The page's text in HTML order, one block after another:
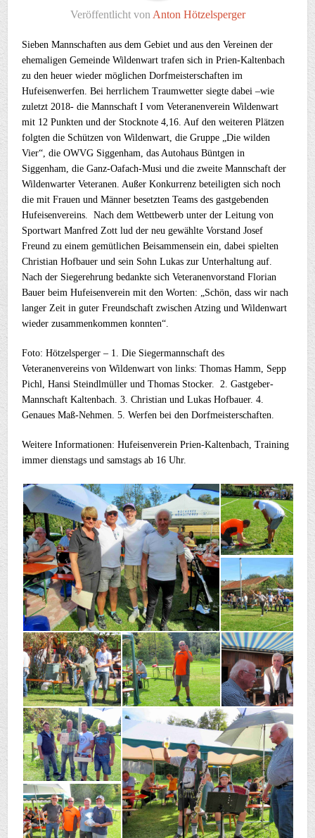
Veröffentlicht von Anton Hötzelsperger
Sieben Mannschaften aus dem Gebiet und aus den Vereinen der
ehemaligen Gemeinde Wildenwart trafen sich in Prien-Kaltenbach
zu den heuer wieder möglichen Dorfmeisterschaften im
Hufeisenwerfen. Bei herrlichem Traumwetter siegte dabei –wie
zuletzt 2018- die Mannschaft I vom Veteranenverein Wildenwart
mit 12 Punkten und der Stocknote 4,16. Auf den weiteren Plätzen
folgten die Schützen von Wildenwart, die Gruppe „Die wilden
Vier“, die OWVG Siggenham, das Autohaus Büntgen in
Siggenham, die Ganz-Oafach-Musi und die zweite Mannschaft der
Wildenwarter Veteranen. Außer Konkurrenz beteiligten sich noch
die mit Frauen und Männer besetzten Teams des gastgebenden
Hufeisenvereins. Nach dem Wettbewerb unter der Leitung von
Sportwart Manfred Zott lud der neu gewählte Vorstand Josef
Freund zu einem gemütlichen Beisammensein ein, dabei spielten
Christian Hofbauer und sein Sohn Lukas zur Unterhaltung auf.
Nach der Siegerehrung bedankte sich Veteranenvorstand Florian
Bauer beim Hufeisenverein mit den Worten: „Schön, dass wir nach
langer Zeit in guter Freundschaft zwischen Atzing und Wildenwart
wieder zusammenkommen konnten“.
Foto: Hötzelsperger – 1. Die Siegermannschaft des
Veteranenvereins von Wildenwart von links: Thomas Hamm, Sepp
Pichl, Hansi Steindlmüller und Thomas Stocker. 2. Gastgeber-
Mannschaft Kaltenbach. 3. Christian und Lukas Hofbauer. 4.
Genaues Maß-Nehmen. 5. Werfen bei den Dorfmeisterschaften.
Weitere Informationen: Hufeisenverein Prien-Kaltenbach, Training
immer dienstags und samstags ab 16 Uhr.